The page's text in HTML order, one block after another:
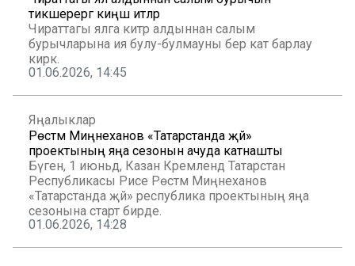
тикшерергә киңәш итәләр
Чираттагы ялга китәр алдыннан салым
бурычларына ия булу-булмауны бер кат барлау
кирәк.
01.06.2026, 14:45
Яңалыклар
Рөстәм Миңнеханов «Татарстанда җәй»
проектының яңа сезонын ачуда катнашты
Бүген, 1 июньдә, Казан Кремлендә Татарстан
Республикасы Рәисе Рөстәм Миңнеханов
«Татарстанда җәй» республика проектының яңа
сезонына старт бирде.
01.06.2026, 14:28